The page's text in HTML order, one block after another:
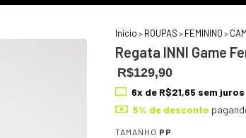
Início > ROUPAS > FEMININO >
Regata INNI Game
R$129,90
6x de R$21,65 sem juros
5% de desconto
TAMANHO PP